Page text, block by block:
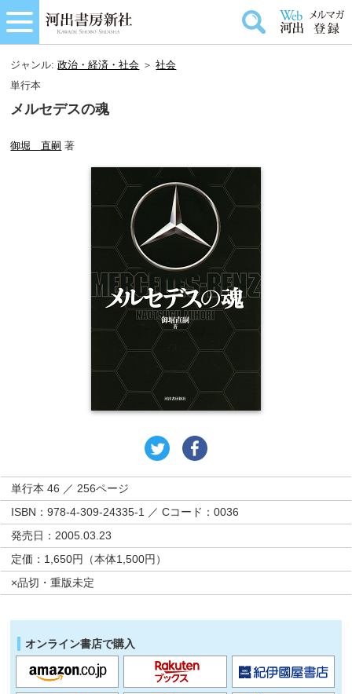
ジャンル:政治・経済・社会 ＞社会
単行本
メルセデスの魂
御堀 直嗣 著
単行本 46 ／ 256ページ
ISBN：978-4-309-24335-1 ／ Cコード：0036
発売日：2005.03.23
定価：1,650円（本体1,500円）
×品切・重版未定
オンライン書店で購入